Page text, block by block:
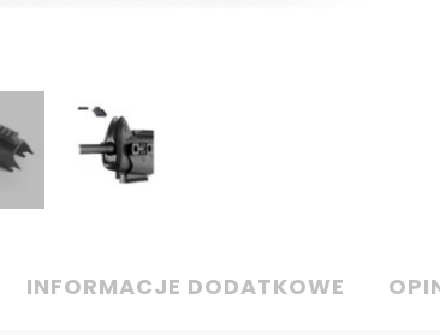
INFORMACJE DODATKOWE